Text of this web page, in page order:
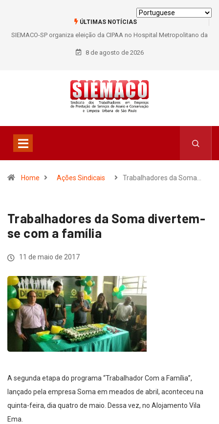
ÚLTIMAS NOTÍCIAS
SIEMACO-SP organiza eleição da CIPAA no Hospital Metropolitano da
Lapa e fortalece participação dos trabalhadores
8 de agosto de 2026
Home Ações Sindicais Trabalhadores da Soma…
Trabalhadores da Soma divertem-
se com a família
11 de maio de 2017
A segunda etapa do programa “Trabalhador Com a Família”,
lançado pela empresa Soma em meados de abril, aconteceu na
quinta-feira, dia quatro de maio. Dessa vez, no Alojamento Vila
Ema.